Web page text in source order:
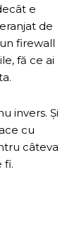
e
de
firewall
fă ce ai
invers. Și
cu
câteva
fi.